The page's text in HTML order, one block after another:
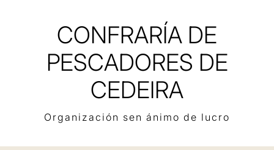
CONFRARÍA DE
PESCADORES DE
CEDEIRA
Organización sen ánimo de lucro